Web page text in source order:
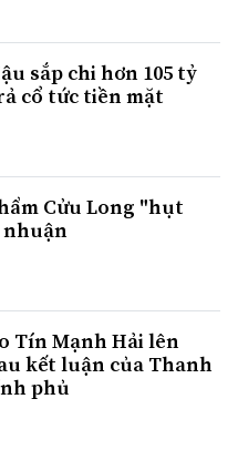
sắp chi hơn 105 tỷ
cổ tức tiền mặt
Cửu Long "hụt
Tín Mạnh Hải lên
kết luận của Thanh
phủ